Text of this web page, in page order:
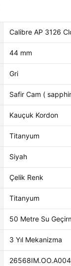
Calibre AP 3126
44 mm
Gri
Safir Cam (
Kauçuk Kordon
Titanyum
Siyah
Çelik Renk
Titanyum
50 Metre Su
3 Yıl Mekanizma